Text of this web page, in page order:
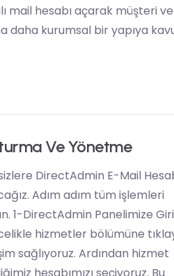
mail hesabı açarak müşteri ve
daha kurumsal bir yapıya
Ve Yönetme
DirectAdmin E-Mail
Adım adım tüm işlemleri
1-DirectAdmin Panelimize
hizmetler bölümüne
sağlıyoruz. Ardından hizmet